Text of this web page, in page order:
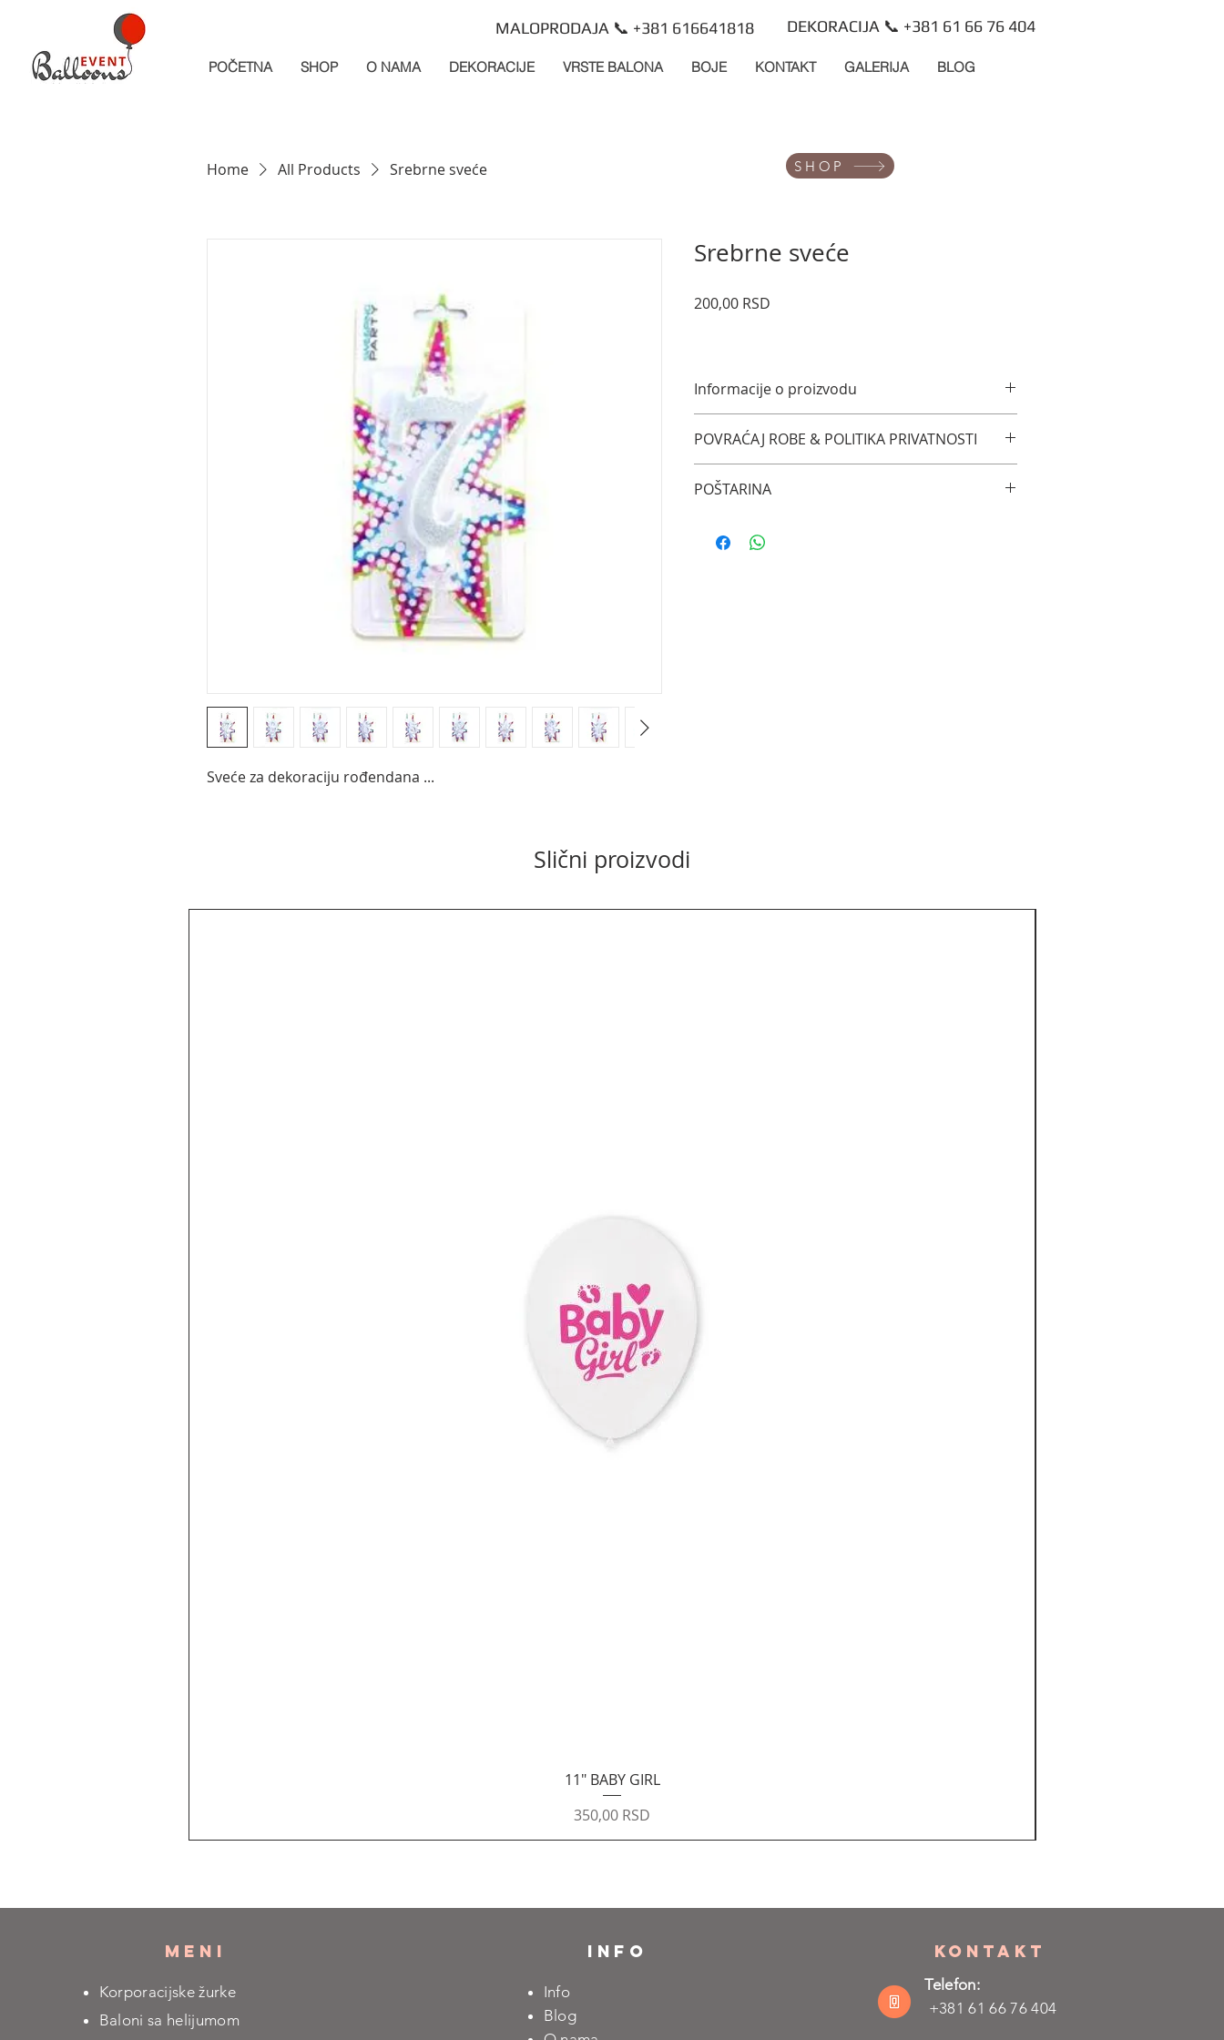
POČETNA SHOP O NAMA DEKORACIJE VRSTE BALONA BOJE KONTAKT GALERIJA BLOG
MALOPRODAJA 📞 +381 616641818 DEKORACIJA 📞 +381 61 66 76 404
Home All Products Srebrne sveće
Sveće za dekoraciju rođendana ...
Srebrne sveće
200,00 RSD
Informacije o proizvodu
POVRAĆAJ ROBE & POLITIKA PRIVATNOSTI
POŠTARINA
SHOP
Slični proizvodi
Quick View
11″ BABY GIRL
Price
350,00 RSD
MENI
Korporacijske žurke
Baloni sa helijumom
INFO
Info
Blog
KONTAKT
Telefon:
+381 61 66 76 404